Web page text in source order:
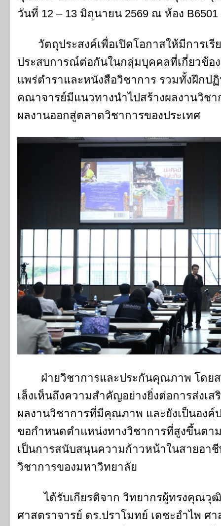
วันที่ 12 – 13 มิถุนายน 2569 ณ ห้อง
วัตถุประสงค์เพื่อเปิดโอกาสให้มีการเรี
ประสบการณ์ต่อกันในกลุ่มบุคคลที่เกี่ยวข้อ
แพร่ตำราและหนังสือวิชาการ รวมทั้งฝึกปฏิ
คณาจารย์มีแนวทางนำไปสร้างผลงานวิช
ผลงานออกสู่ตลาดวิชาการของประเทศ
ฝ่ายวิชาการและประกันคุณภาพ โดย
เล็งเห็นถึงความสำคัญอย่างยิ่งต่อการส่งเ
ผลงานวิชาการที่มีคุณภาพ และยังเป็นองค์
ขอกำหนดตำแหน่งทางวิชาการที่สูงขึ้นตา
เป็นการสนับสนุนความก้าวหน้าในสายอา
วิชาการของมหาวิทยาลัย
ได้รับเกียรติจาก วิทยากรผู้ทรงคุณวุฒิ
ศาสตราจารย์ ดร.ปราโมทย์ เดชะอำไพ ศ